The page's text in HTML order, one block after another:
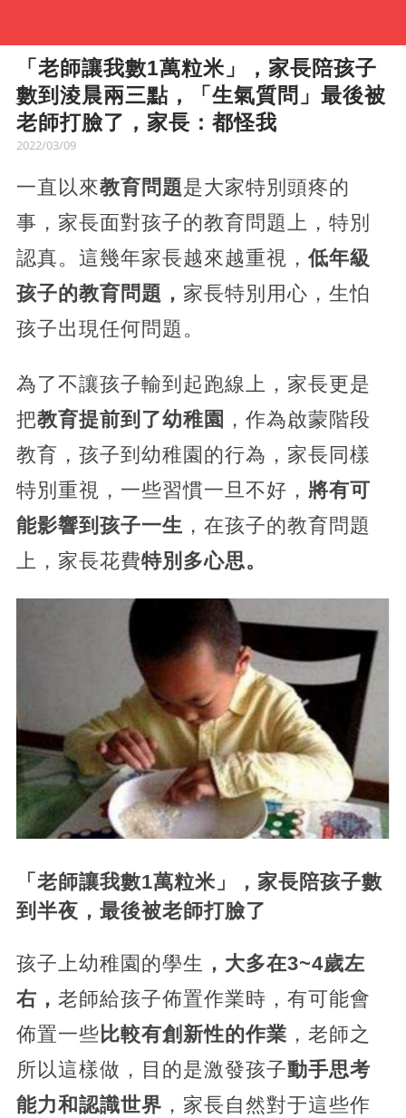
「老師讓我數1萬粒米」，家長陪孩子
數到淩晨兩三點，「生氣質問」最後被
老師打臉了，家長：都怪我
2022/03/09
一直以來教育問題是大家特別頭疼的
事，家長面對孩子的教育問題上，特別
認真。這幾年家長越來越重視， 低年級
孩子的教育問題， 家長特別用心，生怕
孩子出現任何問題。
為了不讓孩子輸到起跑線上，家長更是
把教育提前到了幼稚園 ，作為啟蒙階段
教育，孩子到幼稚園的行為，家長同樣
特別重視，一些習慣一旦不好， 將有可
能影響到孩子一生 ，在孩子的教育問題
上，家長花費特別多心思。
「老師讓我數1萬粒米」，家長陪孩子數
到半夜，最後被老師打臉了
孩子上幼稚園的學生 ，大多在3~4歲左
右， 老師給孩子佈置作業時，有可能會
佈置一些 比較有創新性的作業 ，老師之
所以這樣做，目的是激發孩子動手思考
能力和認識世界 ，家長自然對于這些作